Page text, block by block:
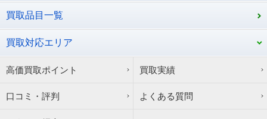
買取品目一覧
買取対応エリア
高価買取ポイント 買取実績
口コミ・評判 よくある質問